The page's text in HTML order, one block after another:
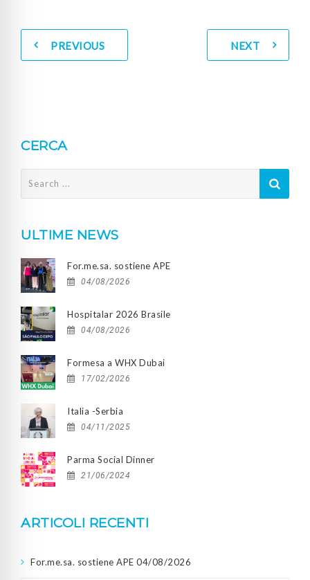
PREVIOUS NEXT
CERCA
ULTIME NEWS
For.me.sa. sostiene APE
04/08/2026
Hospitalar 2026 Brasile
04/08/2026
Formesa a WHX Dubai
17/02/2026
Italia -Serbia
04/11/2025
Parma Social Dinner
21/06/2024
ARTICOLI RECENTI
For.me.sa. sostiene APE 04/08/2026